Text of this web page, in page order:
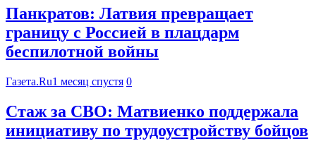
Панкратов: Латвия превращает
границу с Россией в плацдарм
беспилотной войны
Газета.Ru1 месяц спустя 0
Стаж за СВО: Матвиенко поддержала
инициативу по трудоустройству бойцов